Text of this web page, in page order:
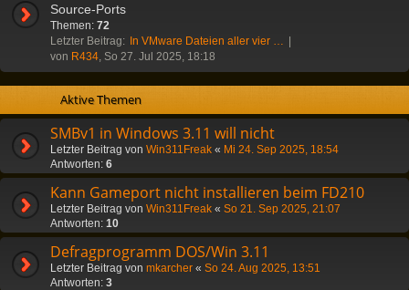
Source-Ports
Themen: 72
Letzter Beitrag: In VMware Dateien aller vier …
von R434, So 27. Jul 2025, 18:18
Aktive Themen
SMBv1 in Windows 3.11 will nicht
Letzter Beitrag von Win311Freak « Mi 24. Sep 2025, 18:54
Antworten: 6
Kann Gameport nicht installieren beim FD210
Letzter Beitrag von Win311Freak « So 21. Sep 2025, 21:07
Antworten: 10
Defragprogramm DOS/Win 3.11
Letzter Beitrag von mkarcher « So 24. Aug 2025, 13:51
Antworten: 3